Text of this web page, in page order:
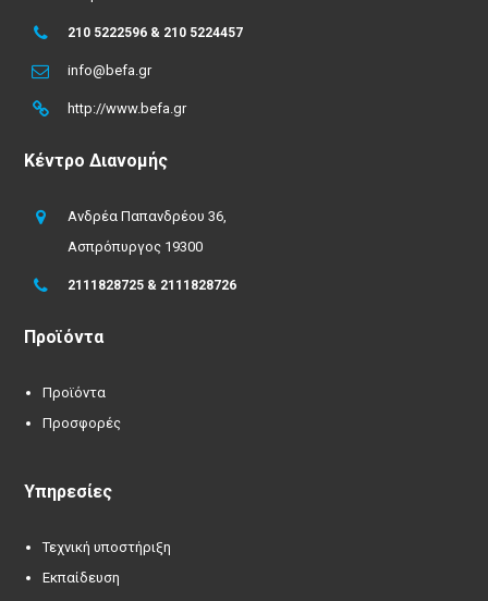
210 5222596 & 210 5224457
info@befa.gr
http://www.befa.gr
Κέντρο Διανομής
Ανδρέα Παπανδρέου 36,
Ασπρόπυργος 19300
2111828725 & 2111828726
Προϊόντα
Προϊόντα
Προσφορές
Υπηρεσίες
Τεχνική υποστήριξη
Εκπαίδευση